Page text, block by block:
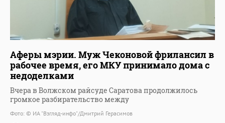
Аферы мэрии. Муж Чеконовой фрилансил в
рабочее время, его МКУ принимало дома с
недоделками
Вчера в Волжском райсуде Саратова продолжилось
громкое разбирательство между
Фото: © ИА "Взгляд-инфо"/Дмитрий Герасимов